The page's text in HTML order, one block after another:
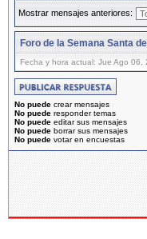
Mostrar mensajes anteriores:
Foro de la Semana Santa
Fecha y hora actual: Jue Ago
No puede crear mensajes
No puede responder temas
No puede editar sus mensajes
No puede borrar sus mensajes
No puede votar en encuestas